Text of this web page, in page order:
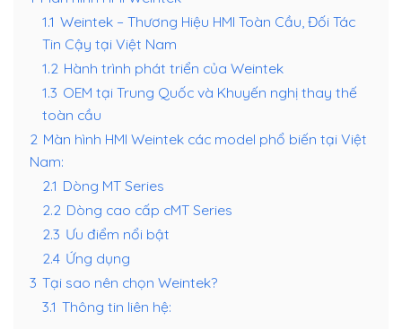
1.1 Weintek – Thương Hiệu HMI Toàn Cầu, Đối Tác
Tin Cậy tại Việt Nam
1.2 Hành trình phát triển của Weintek
1.3 OEM tại Trung Quốc và Khuyến nghị thay thế
toàn cầu
2 Màn hình HMI Weintek các model phổ biến tại Việt
Nam:
2.1 Dòng MT Series
2.2 Dòng cao cấp cMT Series
2.3 Ưu điểm nổi bật
2.4 Ứng dụng
3 Tại sao nên chọn Weintek?
3.1 Thông tin liên hệ: